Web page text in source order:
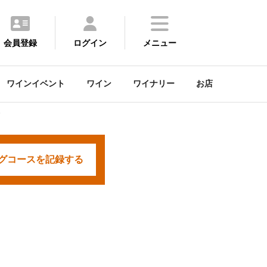
会員登録 ログイン メニュー
ワインイベント ワイン ワイナリー お店
コースを記録する